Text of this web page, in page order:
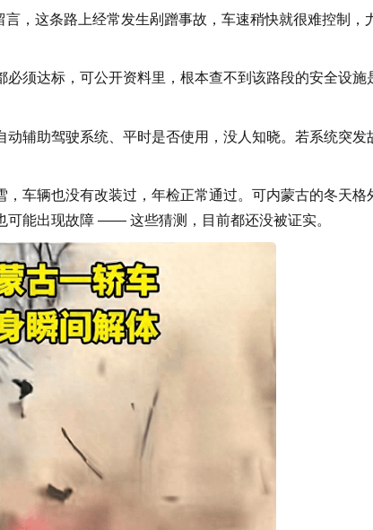
，这条路上经常发生剐蹭事故，车速稍快就很难控制，
须达标，可公开资料里，根本查不到该路段的安全设施
辅助驾驶系统、平时是否使用，没人知晓。若系统突发
车辆也没有改装过，年检正常通过。可内蒙古的冬天格
可能出现故障 —— 这些猜测，目前都还没被证实。